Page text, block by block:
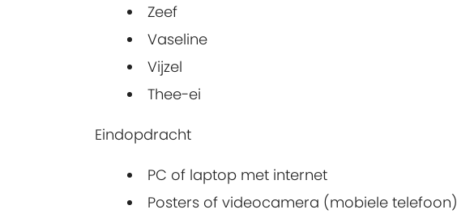
Zeef
Vaseline
Vijzel
Thee-ei
Eindopdracht
PC of laptop met internet
Posters of videocamera (mobiele telefoon)